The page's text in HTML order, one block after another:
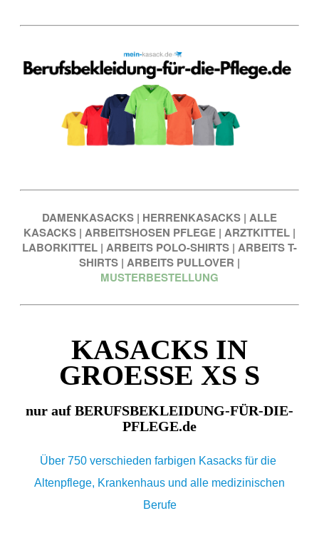
DAMENKASACKS | HERRENKASACKS | ALLE
KASACKS | ARBEITSHOSEN PFLEGE | ARZTKITTEL |
LABORKITTEL | ARBEITS POLO-SHIRTS | ARBEITS T-
SHIRTS | ARBEITS PULLOVER |
MUSTERBESTELLUNG
KASACKS IN
GROESSE XS S
nur auf BERUFSBEKLEIDUNG-FÜR-DIE-
PFLEGE.de
Über 750 verschieden farbigen Kasacks für die
Altenpflege, Krankenhaus und alle medizinischen
Berufe